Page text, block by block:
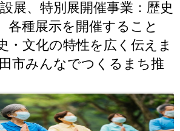
展、特別展開催事業：歴史
各種展示を開催すること
・文化の特性を広く伝えま
市みんなでつくるまち推